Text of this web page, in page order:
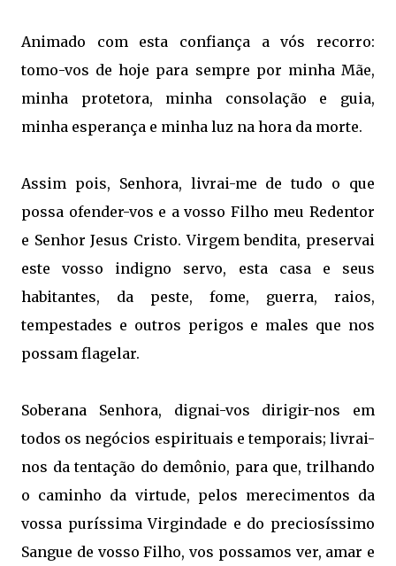
Animado com esta confiança a vós recorro:
tomo-vos de hoje para sempre por minha Mãe,
minha protetora, minha consolação e guia,
minha esperança e minha luz na hora da morte.
Assim pois, Senhora, livrai-me de tudo o que
possa ofender-vos e a vosso Filho meu Redentor
e Senhor Jesus Cristo. Virgem bendita, preservai
este vosso indigno servo, esta casa e seus
habitantes, da peste, fome, guerra, raios,
tempestades e outros perigos e males que nos
possam flagelar.
Soberana Senhora, dignai-vos dirigir-nos em
todos os negócios espirituais e temporais; livrai-
nos da tentação do demônio, para que, trilhando
o caminho da virtude, pelos merecimentos da
vossa puríssima Virgindade e do preciosíssimo
Sangue de vosso Filho, vos possamos ver, amar e